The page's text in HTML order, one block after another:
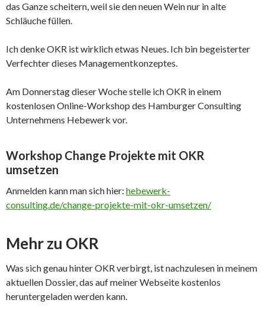
das Ganze scheitern, weil sie den neuen Wein nur in alte
Schläuche füllen.
Ich denke OKR ist wirklich etwas Neues. Ich bin begeisterter
Verfechter dieses Managementkonzeptes.
Am Donnerstag dieser Woche stelle ich OKR in einem
kostenlosen Online-Workshop des Hamburger Consulting
Unternehmens Hebewerk vor.
Workshop Change Projekte mit OKR
umsetzen
Anmelden kann man sich hier: hebewerk-
consulting.de/change-projekte-mit-okr-umsetzen/
Mehr zu OKR
Was sich genau hinter OKR verbirgt, ist nachzulesen in meinem
aktuellen Dossier, das auf meiner Webseite kostenlos
heruntergeladen werden kann.